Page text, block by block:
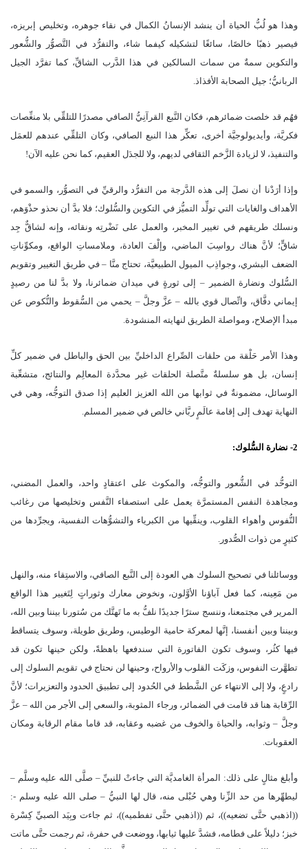
وهذا هو لُبُّ الحياة أن ينشد الإنسانُ الكمال في نقاء جوهره، وتخليص إبريزه،
فيصير ذهبًا خالصًا، سائغًا لتشكيله كيفما شاء، والتفرُّد في التَّصوُّر والشُّعور
والتكوين سمةٌ من سمات السالكين في هذا الدَّرب الشاقِّ، كما تفرَّد الجيل
الربانيُّ؛ جيل الصحابة الأفذاذ.
فهُم قد خلصت ضمائرهم، فكان النَّبع القرآنِيُّ الصافي مصدرًا للتلقِّي بلا منغِّصات
فكريَّة، وأيديولوجيَّة أخرى، تعكِّر هذا النبع الصافي، وكان التلقِّي عندهم للعمَل
والتنفيذ، لا لزيادة الزَّخم الثقافي لديهم، ولا للجدَل العقيم، كما نحن عليه الآن!
وإذا أرَدْنا أن نصلَ إلى هذه الدَّرجة من التفرُّد والرقيِّ في التصوُّر، والسمو في
الأهداف والغايات التي تولِّد التميُّز في التكوين والسُّلوك؛ فلا بدَّ أن نحذو حذْوَهم،
ونسلك طريقهم في تغيير المخبر، والعمل على نَضْرتِه ونقائه، وإنه لشاقٌّ جِد
شاقٍّ؛ لأنَّ هناك رواسِبَ الماضي، وإلْفَ العادة، وملامساتِ الواقع، ومكوِّناتِ
الضعف البشري، وجواذِب الميول الطبيعيَّة، تحتاج منَّا – في طريق التغيير وتقويم
السُّلوك ونضارة الضمير – إلى ثورةٍ في ميدان ضمائرنا، ولا بدَّ لنا من رصيدٍ
إيماني دفَّاق، واتِّصال قوي بالله – عزَّ وجلَّ – يحمي من السُّقوط والنُّكوص عن
مبدأ الإصلاح، ومواصلة الطريق لنهايته المنشودة.
وهذا الأمر حَلْقة من حلقات الصِّراع الداخليِّ بين الحق والباطل في ضمير كلِّ
إنسان، بل هو سلسلةٌ متَّصلة الحلقات غير محدَّدة المعالِم والنتائج، متشعِّبة
الوسائل، مضمونةٌ في ثوابها من الله العزيز العليم إذا صدق التوجُّه، وهي في
النهاية تهدف إلى إقامة عالَمٍ ربَّاني خالص في ضمير المسلم.
2- نضارة السُّلوك:
التوحُّد في الشُّعور والتوجُّه، والمكوث على اعتقادٍ واحد، والعمل المضني،
ومجاهدة النفس المستمرَّة يعمل على استصفاء النَّفس وتخليصها من رغائب
النُّفوس وأهواء القلوب، وينقِّيها من الكبرياء والتشوُّهات النفسية، ويجرِّدها من
كثيرٍ من ذوات الصُّدور.
ووسائلنا في تصحيح السلوك هي العودة إلى النَّبع الصافي، والاستِقاء منه، والنهل
من مَعِينه، كما فعل آباؤنا الأوَّلون، ونخوض معارك وثوراتٍ لِتَغيير هذا الواقع
المرير في مجتمعنا، وننسج سترًا جديدًا نلفُّ به ما تَهتَّك من سُتورنا بيننا وبين الله،
وبيننا وبين أنفسنا، إنَّها لمعركة حامية الوطيس، وطريق طويلة، وسوف يتساقط
فيها كثُر، وسوف تكون الفاتورة التي سندفعها باهظةً، ولكن حينها تكون قد
تطهَّرت النفوس، وزكَت القلوب والأرواح، وحينها لن نحتاج في تقويم السلوك إلى
رادعٍ، ولا إلى الانتهاء عن الشَّطط في الحُدود إلى تطبيق الحدود والتعزيرات؛ لأنَّ
الرِّقابة هنا قد قامت في الضمائر، ورجاء المثوبة، والسعي إلى الأجر من الله – عزَّ
وجلَّ – وثوابه، والحياة والخوف من غضبه وعقابه، قد قاما مقام الرقابة ومكان
العقوبات.
وأبلغ مثالٍ على ذلك: المرأة الغامديَّة التي جاءتْ للنبيِّ – صلَّى الله عليه وسلَّم –
ليطهِّرها من حد الزِّنا وهي حُبْلى منه، قال لها النبيُّ – صلى الله عليه وسلم -:
((اذهبي حتَّى تضعيه))، ثم ((اذهبي حتَّى تفطميه))، ثم جاءت وبِيَد الصبيِّ كِسْرة
خبز؛ دليلاً على فطامه، فشدَّ عليها ثيابها، ووضعت في حفرة، ثم رجمت حتَّى ماتت